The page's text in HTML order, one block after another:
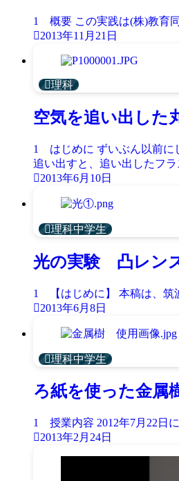
1 概要 この実践は(株)教育
2013年11月21日
理科
空気を追い出した
1 はじめに ずいぶん以前に
追い出すと、追い出したフ
2013年6月10日
理科中学生
光の実験 凸レン
1 【はじめに】 本稿は、筑
2013年6月8日
理科中学生
ろ紙を使った金属
1 授業内容 2012年7月22日
2013年2月24日